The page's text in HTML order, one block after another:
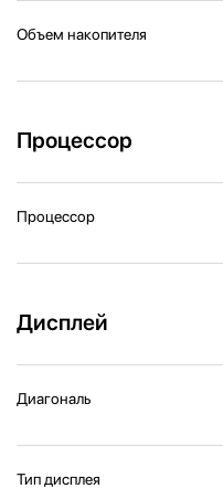
Объем накопителя
Процессор
Процессор
Дисплей
Диагональ
Тип дисплея